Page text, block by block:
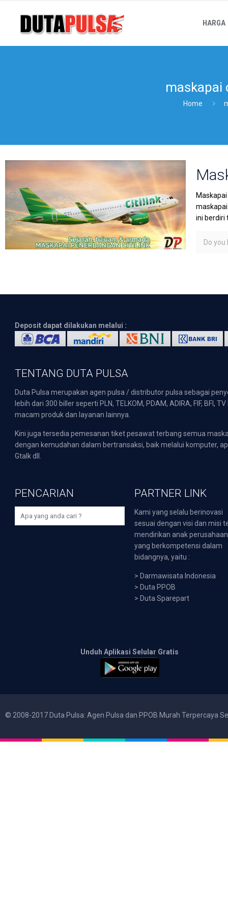
HARGA
maskapai
Home
ini berdiri
Do you
Deposit dapat dilakukan melalui :
TENTANG DUTA PULSA
Duta Pulsa merupakan agen pulsa / distributor pulsa sebagai
lebih dari 300 biller seperti PLN, TELKOM, PDAM, ADIRA, FIF,
macam produk dan layanan lainnya.
Kini juga tersedia pemesanan tiket pesawat terbang semua
dengan kemudahan dalam bertransaksi, baik melalui komputer,
Gtalk dll.
PENCARIAN PARTNER LINK
Kami yang selalu berinovasi
sesuai dengan visi dan misi
mendirikan anak perusahaan
yang berkompetensi dalam
bidangnya, yaitu :
> Darmawisata Indonesia
> Duta PPOB
> Duta Sparepart
Unduh Aplikasi Selular Gratis
© 2008-2017 Duta Pulsa: Agen Pulsa dan PPOB Murah Terpercaya